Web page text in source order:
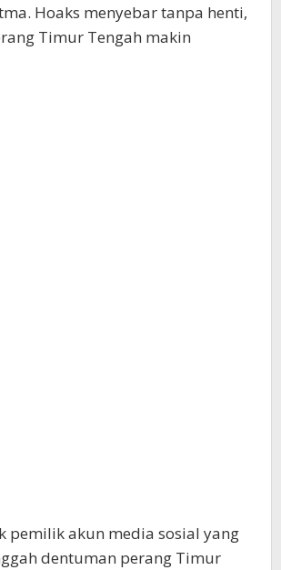
Hoaks menyebar tanpa henti,
Timur Tengah makin
pemilik akun media sosial yang
dentuman perang Timur